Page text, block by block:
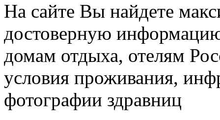
На сайте Вы найдете
достоверную
домам отдыха, отелям
условия проживания,
фотографии здравниц